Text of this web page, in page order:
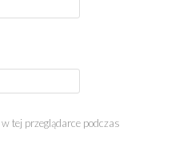
tej przeglądarce podczas